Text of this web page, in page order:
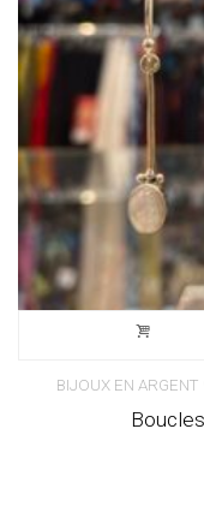
BIJOUX EN ARGENT